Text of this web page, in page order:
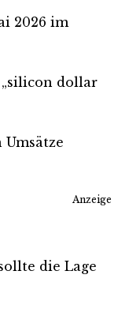
2026 im
dollar
Anzeige
die Lage